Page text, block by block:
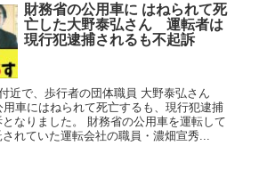
財務省の公用車に はねられて死
亡した大野泰弘さん 運転者は
現行犯逮捕されるも不起訴
近で、歩行者の団体職員 大野泰弘さん
用車にはねられて死亡するも、現行犯逮捕
なりました。 財務省の公用車を運転して
れていた運転会社の職員・濃畑宣秀...